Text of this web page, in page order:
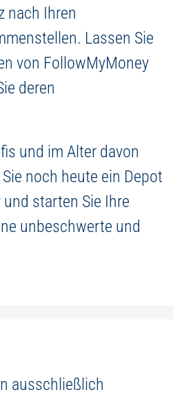
nach Ihren
Lassen Sie
von FollowMyMoney
deren
und im Alter davon
noch heute ein Depot
und starten Sie Ihre
unbeschwerte und
ausschließlich